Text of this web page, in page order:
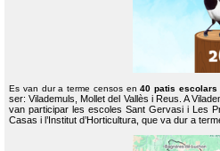
Es van dur a terme censos en40 patis escolars
ser: Vilademuls, Mollet del Vallès i Reus. A
van participar les escoles Sant Gervasi i Les
Casas i l’Institut d’Horticultura, que va dur a